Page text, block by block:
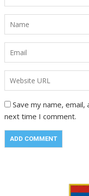
Save my name,
next time I comment.